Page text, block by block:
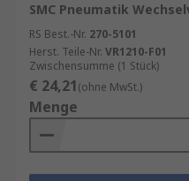
SMC Pneumatik
RS Best.-Nr. 270-5101
Herst. Teile-Nr. VR1210-F01
Zwischensumme (1 Stück)
€ 24,21(ohne MwSt.)
Menge